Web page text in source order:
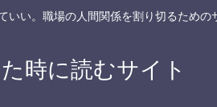
いい。職場の人間関係を割り切るための
時に読むサイト